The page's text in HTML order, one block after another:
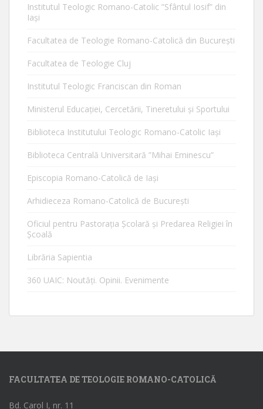
Institutul Teologic Romano-Catolic ”Sfântul Iosif” din
Iaşi
Facultatea de Teologie Romano-Catolică din Bucureşti
Facultatea de Teologie Cluj
Institutul Teologic Franciscan din Roman
Ministerul Educaţiei, Cercetării, Tineretului şi Sportului
Biblioteca Institutului Teologic Romano-Catolic Iaşi
Biblioteca Centrală Universitară ”Mihai Eminescu”
Episcopia Romano-Catolică de Iaşi
Arhidieceza Romano-Catolică de Bucureşti
Oficiul pentru Pastorația Școlară și Predarea Religiei în
Școală
Librăria Sapientia
360 UAIC: Noutăţi. Opinii. Evenimente
FACULTATEA DE TEOLOGIE ROMANO-CATOLICĂ
Bd. Carol I, nr. 11